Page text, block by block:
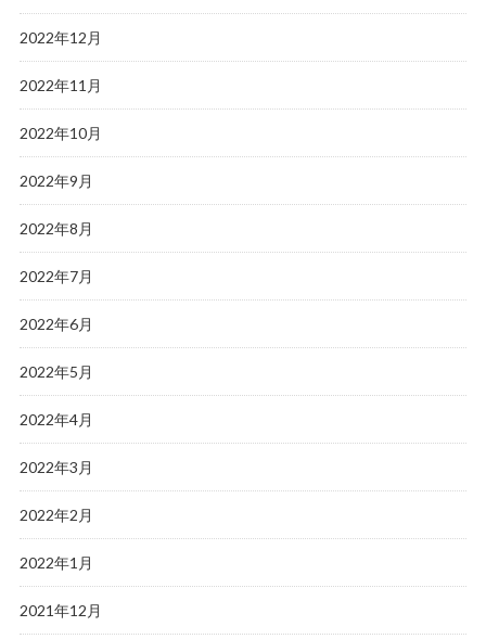
2022年12月
2022年11月
2022年10月
2022年9月
2022年8月
2022年7月
2022年6月
2022年5月
2022年4月
2022年3月
2022年2月
2022年1月
2021年12月